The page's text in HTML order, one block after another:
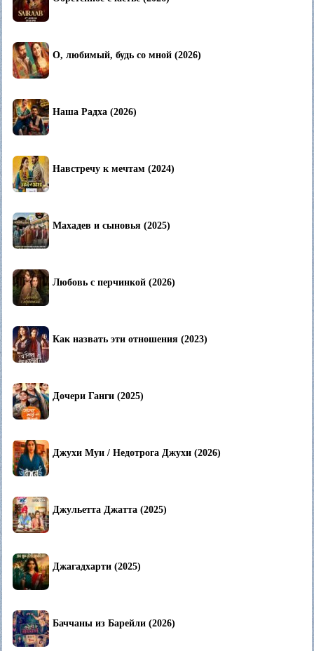
О, любимый, будь со мной (2026)
Наша Радха (2026)
Навстречу к мечтам (2024)
Махадев и сыновья (2025)
Любовь с перчинкой (2026)
Как назвать эти отношения (2023)
Дочери Ганги (2025)
Джухи Муи / Недотрога Джухи (2026)
Джульетта Джатта (2025)
Джагадхарти (2025)
Баччаны из Барейли (2026)